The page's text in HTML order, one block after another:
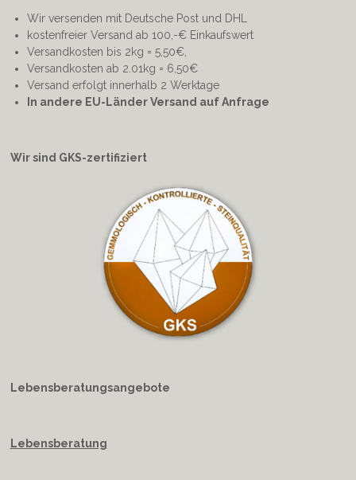
Wir versenden mit Deutsche Post und DHL
kostenfreier Versand ab 100,-€ Einkaufswert
Versandkosten bis 2kg = 5,50€,
Versandkosten ab 2.01kg = 6,50€
Versand erfolgt innerhalb 2 Werktage
In andere EU-Länder Versand auf Anfrage
Wir sind GKS-zertifiziert
Lebensberatungsangebote
Lebensberatung